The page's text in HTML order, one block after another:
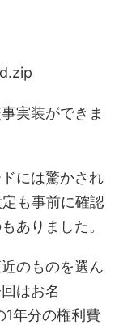
実装ができま
には驚かされ
も事前に確認
ありました。
のものを選ん
はお名
年分の権利費